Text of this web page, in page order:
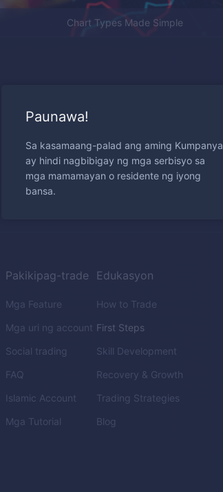
Chart Types Made Simple
Pakikipag-trade
Mga Feature
Mga uri ng account
Social trading
FAQ
Islamic Account
Mga Tutorial
Edukasyon
How to Trade
First Steps
Skill Development
Recovery & Growth
Trading Strategies
Blog
Paunawa!
Sa kasamaang-palad ang aming Kumpanya
ay hindi nagbibigay ng mga serbisyo sa
mga mamamayan o residente ng iyong
bansa.